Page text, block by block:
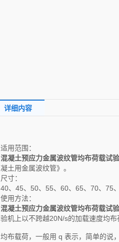
详细内容
适用范围：
混凝土预应力金属波纹管均布荷载试
凝土用金属波纹管》。
尺寸：
40、45、50、55、60、65、70、75
使用方法：
混凝土预应力金属波纹管均布荷载试
验机上以不跨越20N/s的加载速度均布
均布载荷，一般用 q 表示，简单的说